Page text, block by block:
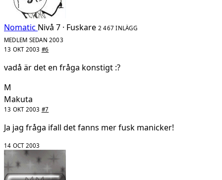
Nomatic Nivå 7 · Fuskare 2 467 INLÄGG
MEDLEM SEDAN 2003
13 OKT 2003 #6
vadå är det en fråga konstigt :?
M
Makuta
13 OKT 2003 #7
Ja jag fråga ifall det fanns mer fusk manicker!
14 OCT 2003